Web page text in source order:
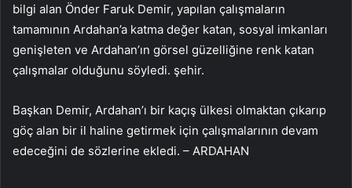
bilgi alan Önder Faruk Demir, yapılan çalışmaların
tamamının Ardahan’a katma değer katan, sosyal imkanları
genişleten ve Ardahan’ın görsel güzelliğine renk katan
çalışmalar olduğunu söyledi. şehir.
Başkan Demir, Ardahan’ı bir kaçış ülkesi olmaktan çıkarıp
göç alan bir il haline getirmek için çalışmalarının devam
edeceğini de sözlerine ekledi. – ARDAHAN